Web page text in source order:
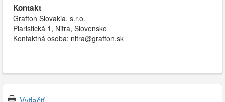
Kontakt
Grafton Slovakia, s.r.o.
Piaristická 1, Nitra, Slovensko
Kontaktná osoba: nitra@grafton.sk